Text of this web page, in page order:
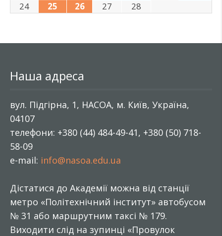
24
25 26 27 28
Наша адреса
вул. Підгірна, 1, НАСОА, м. Київ, Україна,
04107
телефони: +380 (44) 484-49-41, +380 (50) 718-
58-09
e-mail: info@nasoa.edu.ua
Дістатися до Академії можна від станції
метро «Політехнічний інститут» автобусом
№ 31 або маршрутним таксі № 179.
Виходити слід на зупинці «Провулок